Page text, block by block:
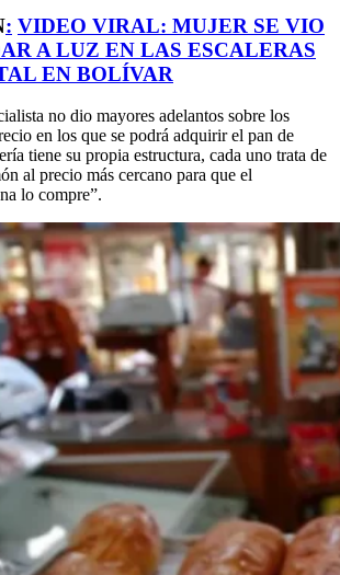
: VIDEO VIRAL: MUJER SE VIO
A LUZ EN LAS ESCALERAS
EN BOLÍVAR
no dio mayores adelantos sobre los
en los que se podrá adquirir el pan de
tiene su propia estructura, cada uno trata de
al precio más cercano para que el
lo compre”.